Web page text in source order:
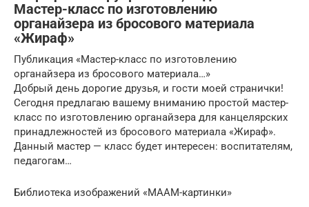
Мастер-класс по изготовлению
органайзера из бросового материала
«Жираф»
Публикация «Мастер-класс по изготовлению
органайзера из бросового материала…»
Добрый день дорогие друзья, и гости моей странички!
Сегодня предлагаю вашему вниманию простой мастер-
класс по изготовлению органайзера для канцелярских
принадлежностей из бросового материала «Жираф».
Данный мастер — класс будет интересен: воспитателям,
педагогам…
Библиотека изображений «МААМ-картинки»